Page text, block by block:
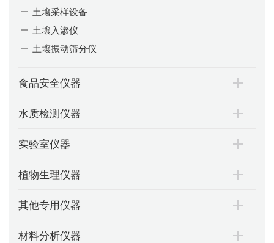
土壤采样设备
土壤入渗仪
土壤振动筛分仪
食品安全仪器
水质检测仪器
实验室仪器
植物生理仪器
其他专用仪器
材料分析仪器